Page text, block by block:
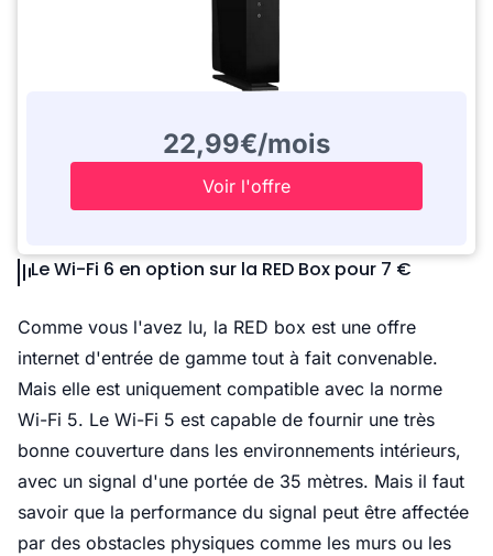
22,99€/mois
Voir l'offre
Le Wi-Fi 6 en option sur la RED Box pour 7 €
Comme vous l'avez lu, la RED box est une offre
internet d'entrée de gamme tout à fait convenable.
Mais elle est uniquement compatible avec la norme
Wi-Fi 5. Le Wi-Fi 5 est capable de fournir une très
bonne couverture dans les environnements intérieurs,
avec un signal d'une portée de 35 mètres. Mais il faut
savoir que la performance du signal peut être affectée
par des obstacles physiques comme les murs ou les